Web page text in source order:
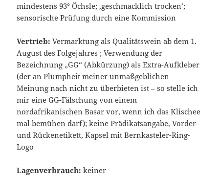
mindestens 93° Öchsle; ‚geschmacklich trocken’;
sensorische Prüfung durch eine Kommission
Vertrieb: Vermarktung als Qualitätswein ab dem 1.
August des Folgejahres ; Verwendung der
Bezeichnung „GG“ (Abkürzung) als Extra-Aufkleber
(der an Plumpheit meiner unmaßgeblichen
Meinung nach nicht zu überbieten ist – so stelle ich
mir eine GG-Fälschung von einem
nordafrikanischen Basar vor, wenn ich das Klischee
mal bemühen darf); keine Prädikatsangabe, Vorder-
und Rückenetikett, Kapsel mit Bernkasteler-Ring-
Logo
Lagenverbrauch: keiner